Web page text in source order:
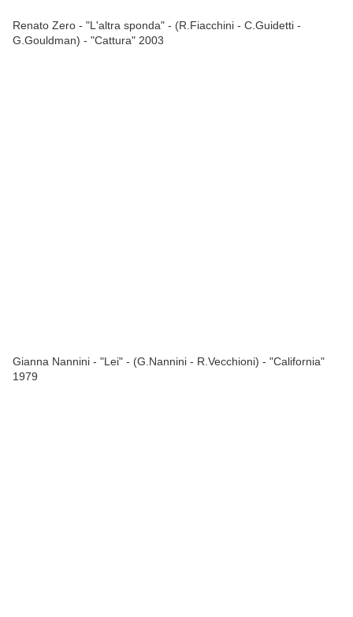
Renato Zero - "L'altra sponda" - (R.Fiacchini - C.Guidetti -
G.Gouldman) - "Cattura" 2003
Gianna Nannini - "Lei" - (G.Nannini - R.Vecchioni) - "California"
1979